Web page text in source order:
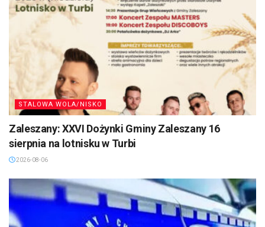
STALOWA WOLA/NISKO
Zaleszany: XXVI Dożynki Gminy Zaleszany 16
sierpnia na lotnisku w Turbi
2026-08-06